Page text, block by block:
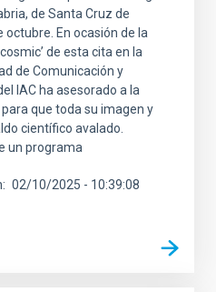
de Santa Cruz de
octubre. En ocasión de la
de esta cita en la
de Comunicación y
IAC ha asesorado a la
que toda su imagen y
científico avalado.
un programa
02/10/2025 - 10:39:08